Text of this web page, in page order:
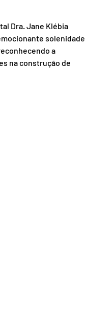
Dra. Jane Klébia
solenidade
a
na construção de